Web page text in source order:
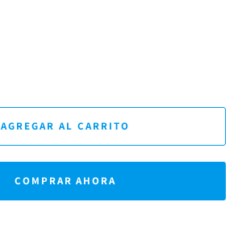
AGREGAR AL CARRITO
COMPRAR AHORA